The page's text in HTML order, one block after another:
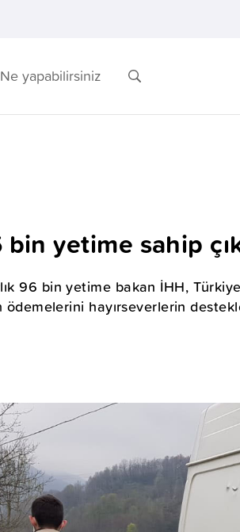
Ne yapabilirsiniz
yetime sahip
96 bin yetime bakan İHH,
hayırseverlerin